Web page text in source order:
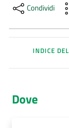
Luoghi
di
cura
AUSL
Condividi
INDICE
Dove